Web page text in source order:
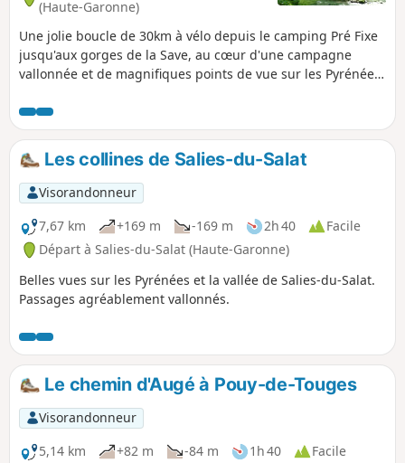
(Haute-Garonne)
Une jolie boucle de 30km à vélo depuis le camping Pré Fixe
jusqu'aux gorges de la Save, au cœur d'une campagne
vallonnée et de magnifiques points de vue sur les Pyrénées.
Save avec possibilité de se rafraîchir dans la rivière.
Les collines de Salies-du-Salat
Visorandonneur
7,67 km
+169 m -169 m 2h 40
Facile
Départ à Salies-du-Salat (Haute-Garonne)
Belles vues sur les Pyrénées et la vallée de Salies-du-Salat.
Passages agréablement vallonnés.
Le chemin d'Augé à Pouy-de-Touges
Visorandonneur
5,14 km
+82 m -84 m 1h 40
Facile